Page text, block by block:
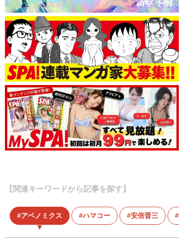
【関連キーワードから記事を探す】
アベノミクス ハマコー 安倍晋三